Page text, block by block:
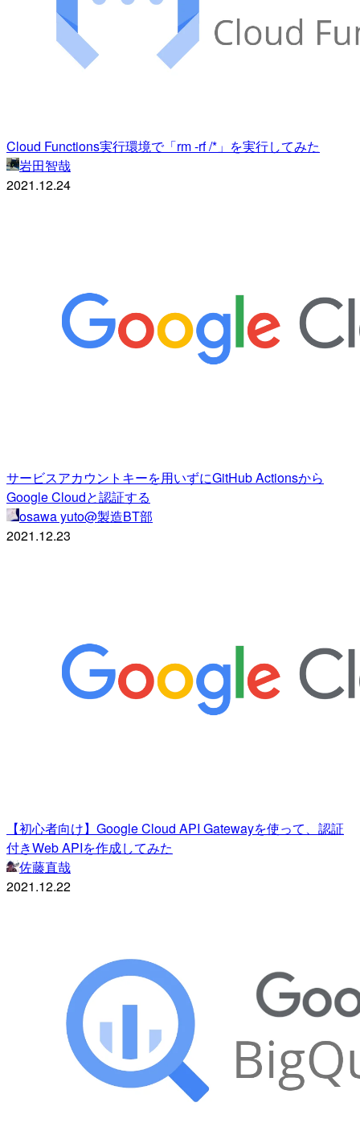
Cloud Functions実行環境で「rm -rf /*」を実行してみた
岩田智哉
2021.12.24
サービスアカウントキーを用いずにGitHub Actionsから
Google Cloudと認証する
osawa yuto@製造BT部
2021.12.23
【初心者向け】Google Cloud API Gatewayを使って、認証
付きWeb APIを作成してみた
佐藤直哉
2021.12.22